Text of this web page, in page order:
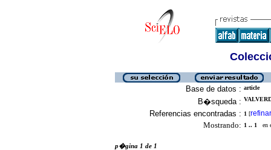
Base de datos : article
B�squeda :
Referencias encontradas : 1 [refinar
Mostrando: 1 .. 1 en
p�gina 1 de 1